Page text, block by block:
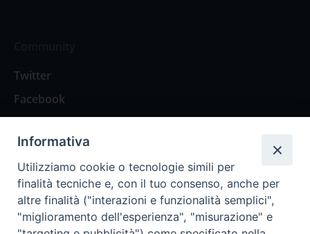
Twitter
Facebook
Contattaci
Spazio Lettori
Eventi
Informativa
Utilizziamo cookie o tecnologie simili per
finalità tecniche e, con il tuo consenso, anche per
altre finalità ("interazioni e funzionalità semplici",
"miglioramento dell'esperienza", "misurazione" e